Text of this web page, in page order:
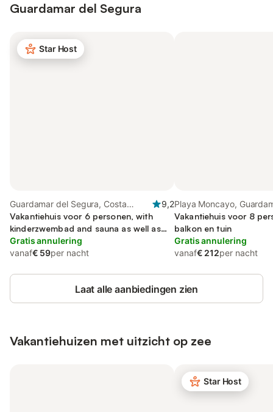
Guardamar del Segura
Star Host
Guardamar del Segura, Costa
Blanca
9,2
Vakantiehuis voor 6 personen, with
kinderzwembad and sauna as well as
tuin
Gratis annulering
vanaf€ 59per nacht
Playa Moncayo,
Segura
Vakantiehuis voor 8
balkon en tuin
Gratis annulering
vanaf€ 212per nacht
Laat alle aanbiedingen zien
Vakantiehuizen met uitzicht op zee
Star Host